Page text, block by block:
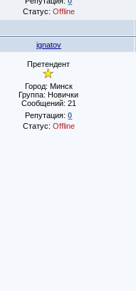
Статус: Offline
ignatov
Претендент
Город: Минск
Группа: Новички
Сообщений: 21
Репутация:0
Статус: Offline